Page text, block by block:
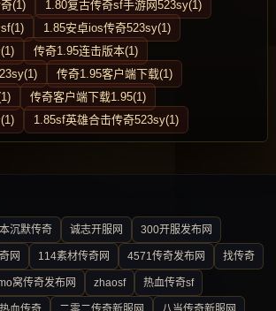
(1)
1.80复古传奇sf手游网523sy(1)
1.85安卓ios传奇523sy(1)
传奇1.95连击版本(1)
传奇1.95客户端下载(1)
传奇客户端下载1.95(1)
1.85sf英雄合击传奇523sy(1)
沉默传奇 诚志开服网 300开服发布网
网 114素材传奇网 4571传奇发布网 找传奇
窝传奇发布网 zhaosf 热血传奇sf